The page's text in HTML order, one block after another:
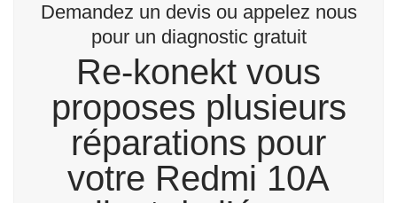
Demandez un devis ou appelez nous
pour un diagnostic gratuit
Re-konekt vous
proposes plusieurs
réparations pour
votre Redmi 10A